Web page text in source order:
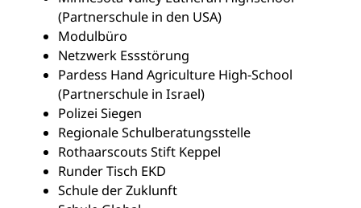
(Partnerschule in den USA)
Modulbüro
Netzwerk Essstörung
Pardess Hand Agriculture High-School
(Partnerschule in Israel)
Polizei Siegen
Regionale Schulberatungsstelle
Rothaarscouts Stift Keppel
Runder Tisch EKD
Schule der Zuklunft